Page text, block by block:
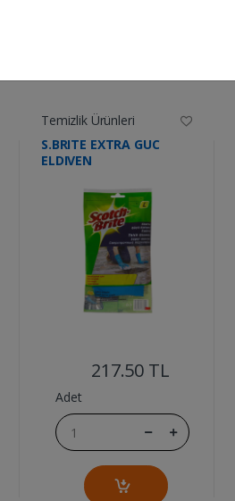
Temizlik Ürünleri
S.BRITE EXTRA GUC
ELDIVEN
217.50 TL
Adet